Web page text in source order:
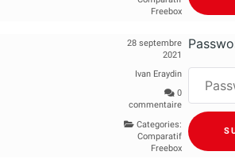
Freebox
28 septembre
2021
Ivan Eraydin
0
commentaire
Categories:
Comparatif
Freebox